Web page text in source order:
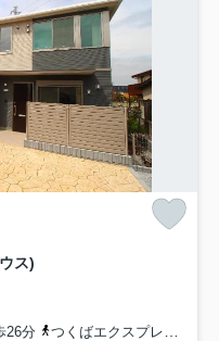
ス)
26分
つくばエクスプレス「八潮」駅 バス19分 「木曽根」 停歩5分